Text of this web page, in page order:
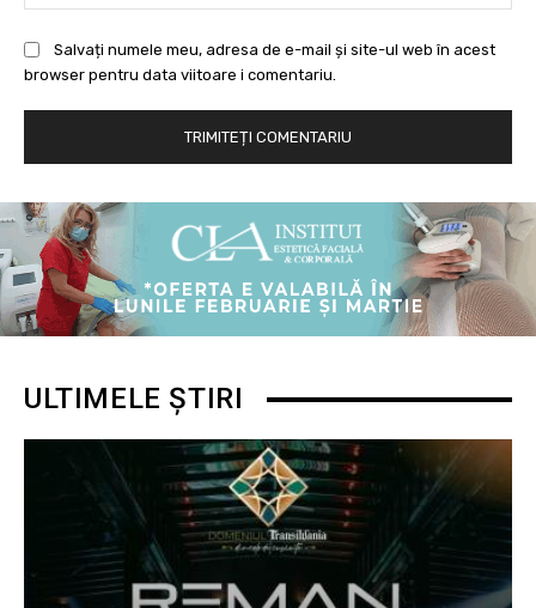
Salvați numele meu, adresa de e-mail și site-ul web în acest
browser pentru data viitoare i comentariu.
ULTIMELE ȘTIRI